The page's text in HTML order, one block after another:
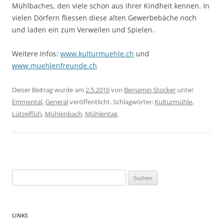
Mühlbaches, den viele schon aus ihrer Kindheit kennen. In
vielen Dörfern fliessen diese alten Gewerbebäche noch
und laden ein zum Verweilen und Spielen.
Weitere Infos: www.kulturmuehle.ch und
www.muehlenfreunde.ch
Dieser Beitrag wurde am 2.5.2016von Benjamin Stocker unter
Emmental,Generalveröffentlicht. Schlagwörter: Kulturmühle,
Lützelflüh, Mühlenbach, Mühlentag.
nach:
LINKS